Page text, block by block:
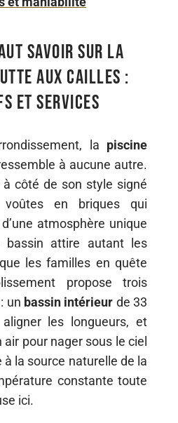
savoir sur la
aux Cailles :
et services
la piscine
à aucune autre.
côté de son style signé
voûtes en briques qui
atmosphère unique
bassin attire autant les
les familles en quête
propose trois
un bassin intérieur de 33
les longueurs, et
pour nager sous le ciel
à la source naturelle de la
constante toute
ici.